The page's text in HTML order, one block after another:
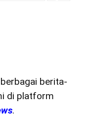
berita-
di platform
.